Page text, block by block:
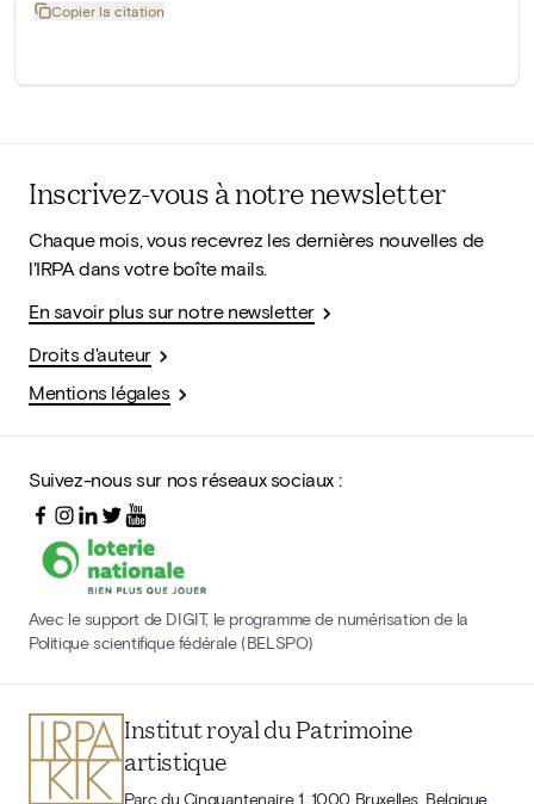
Copier la citation
Inscrivez-vous à notre newsletter
Chaque mois, vous recevrez les dernières nouvelles de
l'IRPA dans votre boîte mails.
En savoir plus sur notre newsletter
Droits d'auteur
Mentions légales
Suivez-nous sur nos réseaux sociaux :
Avec le support de DIGIT, le programme de numérisation de la
Politique scientifique fédérale (BELSPO)
Institut royal du Patrimoine
artistique
Parc du Cinquantenaire 1, 1000 Bruxelles, Belgique